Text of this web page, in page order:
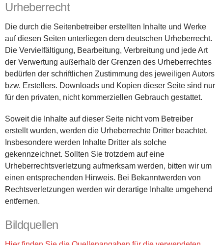
Urheberrecht
Die durch die Seitenbetreiber erstellten Inhalte und Werke
auf diesen Seiten unterliegen dem deutschen Urheberrecht.
Die Vervielfältigung, Bearbeitung, Verbreitung und jede Art
der Verwertung außerhalb der Grenzen des Urheberrechtes
bedürfen der schriftlichen Zustimmung des jeweiligen Autors
bzw. Erstellers. Downloads und Kopien dieser Seite sind nur
für den privaten, nicht kommerziellen Gebrauch gestattet.
Soweit die Inhalte auf dieser Seite nicht vom Betreiber
erstellt wurden, werden die Urheberrechte Dritter beachtet.
Insbesondere werden Inhalte Dritter als solche
gekennzeichnet. Sollten Sie trotzdem auf eine
Urheberrechtsverletzung aufmerksam werden, bitten wir um
einen entsprechenden Hinweis. Bei Bekanntwerden von
Rechtsverletzungen werden wir derartige Inhalte umgehend
entfernen.
Bildquellen